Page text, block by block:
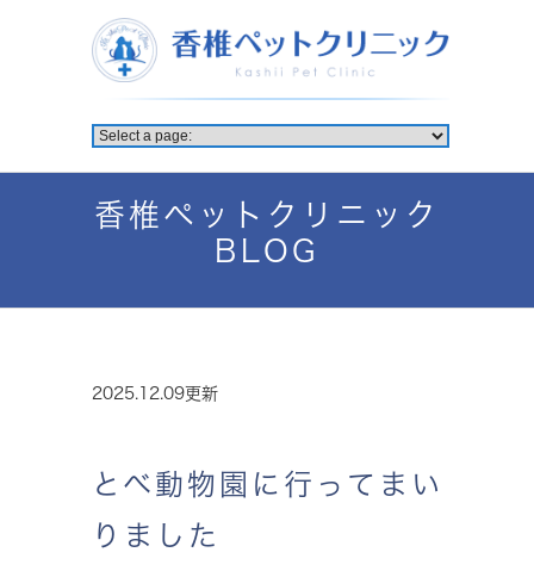
香椎ペットクリニック
BLOG
2025.12.09更新
とべ動物園に行ってまい
りました